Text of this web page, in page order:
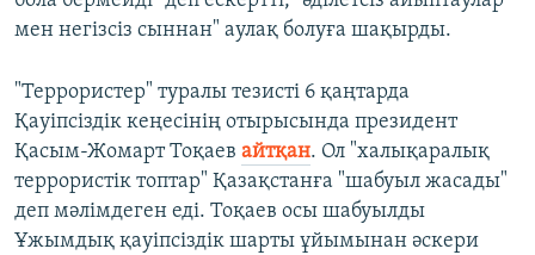
мен негізсіз сыннан" аулақ болуға шақырды.
"Террористер" туралы тезисті 6 қаңтарда
Қауіпсіздік кеңесінің отырысында президент
Қасым-Жомарт Тоқаев айтқан. Ол "халықаралық
террористік топтар" Қазақстанға "шабуыл жасады"
деп мәлімдеген еді. Тоқаев осы шабуылды
Ұжымдық қауіпсіздік шарты ұйымынан әскери